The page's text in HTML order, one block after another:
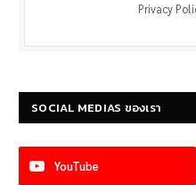
Privacy
SOCIAL MEDIAS ของเรา
YouTube